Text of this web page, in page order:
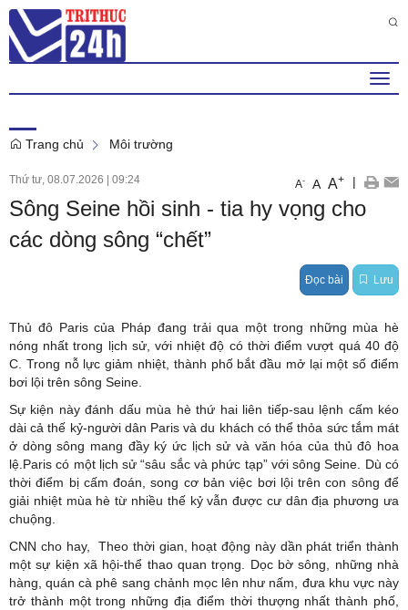
Trang chủ Môi trường
Thứ tư, 08.07.2026 | 09:24 A- A A+ |
Sông Seine hồi sinh - tia hy vọng cho
các dòng sông “chết”
Đọc bài Lưu
Thủ đô Paris của Pháp đang trải qua một trong những mùa hè
nóng nhất trong lịch sử, với nhiệt độ có thời điểm vượt quá 40 độ
C. Trong nỗ lực giảm nhiệt, thành phố bắt đầu mở lại một số điểm
bơi lội trên sông Seine.
Sự kiện này đánh dấu mùa hè thứ hai liên tiếp-sau lệnh cấm kéo
dài cả thế kỷ-người dân Paris và du khách có thể thỏa sức tắm mát
ở dòng sông mang đầy ký ức lịch sử và văn hóa của thủ đô hoa
lệ.Paris có một lịch sử “sâu sắc và phức tạp” với sông Seine. Dù có
thời điểm bị cấm đoán, song cơ bản việc bơi lội trên con sông để
giải nhiệt mùa hè từ nhiều thế kỷ vẫn được cư dân địa phương ưa
chuộng.
CNN cho hay, Theo thời gian, hoạt động này dần phát triển thành
một sự kiện xã hội-thể thao quan trọng. Dọc bờ sông, những nhà
hàng, quán cà phê sang chảnh mọc lên như nấm, đưa khu vực này
trở thành một trong những địa điểm thời thượng nhất thành phố,